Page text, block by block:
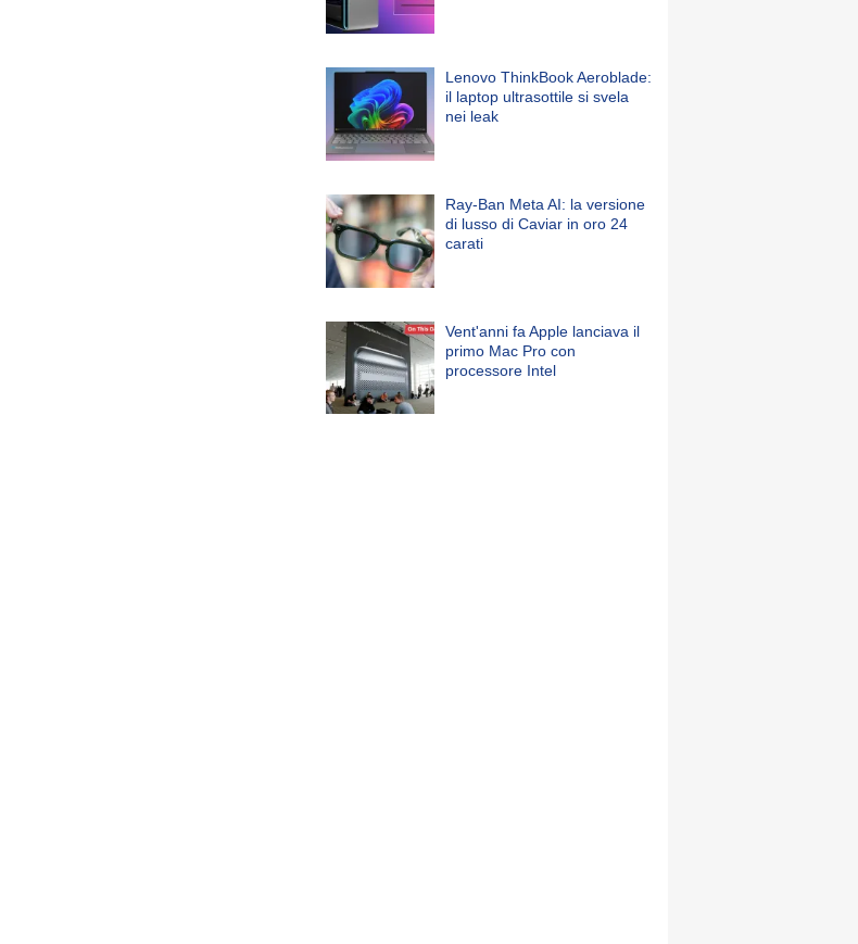
Lenovo ThinkBook Aeroblade:
il laptop ultrasottile si svela
nei leak
Ray-Ban Meta AI: la versione
di lusso di Caviar in oro 24
carati
Vent'anni fa Apple lanciava il
primo Mac Pro con
processore Intel